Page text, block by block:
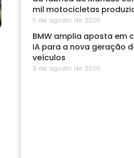
mil motocicletas
5 de agosto de 2026
BMW amplia aposta em
IA para a nova geração
veículos
3 de agosto de 2026